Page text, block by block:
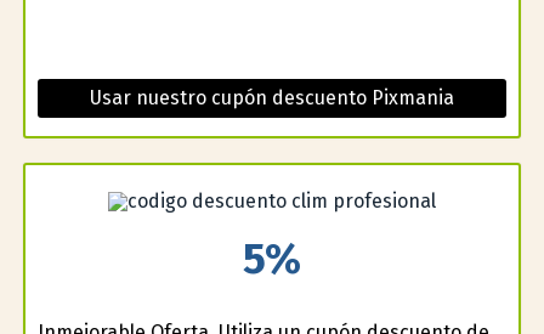
Usar nuestro cupón descuento Pixmania
5%